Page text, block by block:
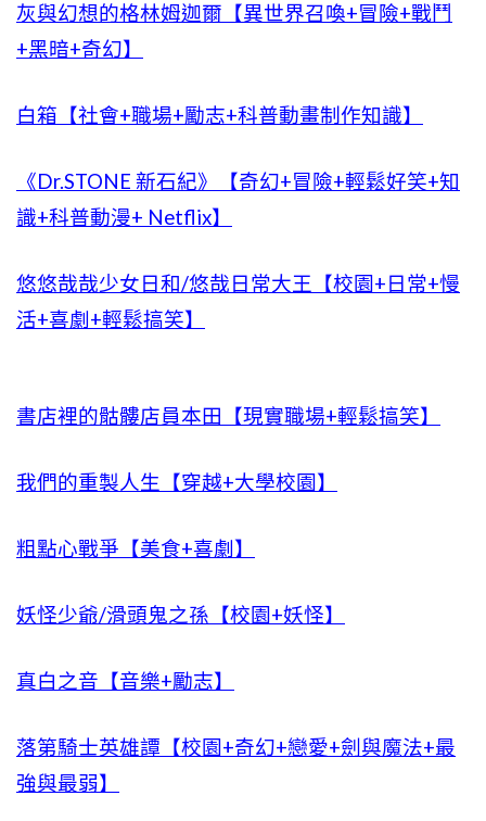
灰與幻想的格林姆迦爾【異世界召喚+冒險+戰鬥
+黑暗+奇幻】
白箱【社會+職場+勵志+科普動畫制作知識】
《Dr.STONE 新石紀》【奇幻+冒險+輕鬆好笑+知
識+科普動漫+ Netflix】
悠悠哉哉少女日和/悠哉日常大王【校園+日常+慢
活+喜劇+輕鬆搞笑】
書店裡的骷髏店員本田【現實職場+輕鬆搞笑】
我們的重製人生【穿越+大學校園】
粗點心戰爭【美食+喜劇】
妖怪少爺/滑頭鬼之孫【校園+妖怪】
真白之音【音樂+勵志】
落第騎士英雄譚【校園+奇幻+戀愛+劍與魔法+最
強與最弱】